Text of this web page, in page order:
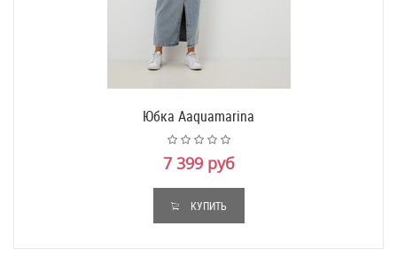
Юбка Aaquamarina
7 399 руб
КУПИТЬ